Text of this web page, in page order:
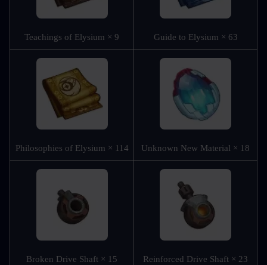
Teachings of Elysium × 9 Guide to Elysium × 63
Philosophies of Elysium × 114 Unknown New Material × 18
Broken Drive Shaft × 15 Reinforced Drive Shaft × 23